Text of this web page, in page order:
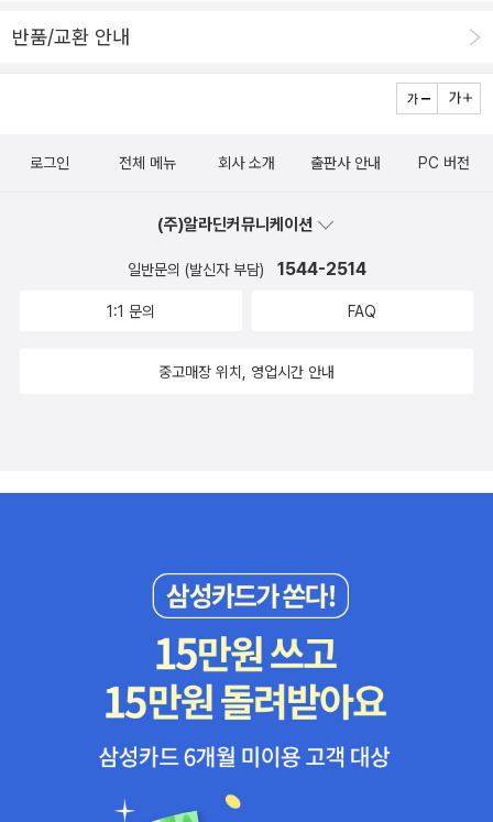
리는 거기서 평화와 흥분, 안온과 위로를 얻는다. 무엇보다 독서는 머
릿속 가득한 혼돈으로부터 우리를 구원하며 순수하고 온전한 안식을
허한다. 이따금, 책 읽기만이 내게 살아갈 용기를 준다는 생각이 든다.
에서 눈길을 멈추고 생각에 잠긴다. 그러니까 정말로 그렇다. 아주 어
쩌면 이 힘겨운 세상에서 나를 버티게 해준다고. 그런데 요즘 이 힘든
시기에 그걸 못하고 있으니 더 인생이 버거운 느낌이다. 그렇게 읽지
순, <철학자 예수- 종교로부터 예수 구하기>5월에 출간된 책 중에는
좋아하지 않지만 인간으로서의 ‘예수’에는 관심이 많다. 사상가로서
독교 때문에 오독된 인물일지도. 비비언 고닉, <끝나지 않은 일>당연
히 사야할 책이었다. <사나운 애착>을 읽었을 때 깜짝 놀랐던 기억이
난다(그러면서도 고닉 책은 읽는 족족 다 팔아버린 나..... 이따금 약간
후회가 들기도 하지만....). 그 이후로 글항아리에서 출간되던 비비언
고닉 선집은 이로써 완간. 북플이나 서재에서 이 책 상찬이 대단한 것
같다. 오롯이 내 감상으로만 느끼고 싶어서 이웃들 리뷰는 실눈 뜨고
도 읽지 않았다..... 메리 루플, <가장 별난 것>잘 쓴 에세이를 읽으면
황홀하다. 고닉의 에세이를 처음 읽었을 때 그랬는데, 메리 루플은 어
떨까. 시인 메리 루플의 산문집 <나의 사유 재산>과 <가장 별난 것>
반품/교환 안내
로그인 전체 메뉴 회사 소개 출판사 안내 PC 버전
(주)알라딘커뮤니케이션
일반문의 (발신자 부담) 1544-2514
1:1 문의 FAQ
중고매장 위치, 영업시간 안내